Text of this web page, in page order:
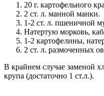
20 г. картофельного
2 ст. л. манной манки.
1-2 ст. л. пшеничной
Натертую морковь,
1-2 картофелины,
2 ст. л. размоченных
В крайнем случае заменой
крупа (достаточно 1 ст.л.).